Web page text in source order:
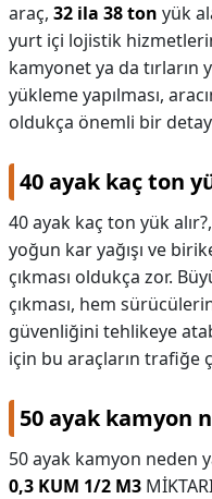
araç, 32 ila 38 ton yük
yurt içi lojistik
kamyonet ya da
yükleme yapılması,
oldukça önemli bir
40 ayak kaç ton
40 ayak kaç ton yük alır?,
yoğun kar yağışı ve
çıkması oldukça zor.
çıkması, hem
güvenliğini tehlikeye
için bu araçların trafiğe
50 ayak kamyon
50 ayak kamyon neden
0,3 KUM 1/2 M3